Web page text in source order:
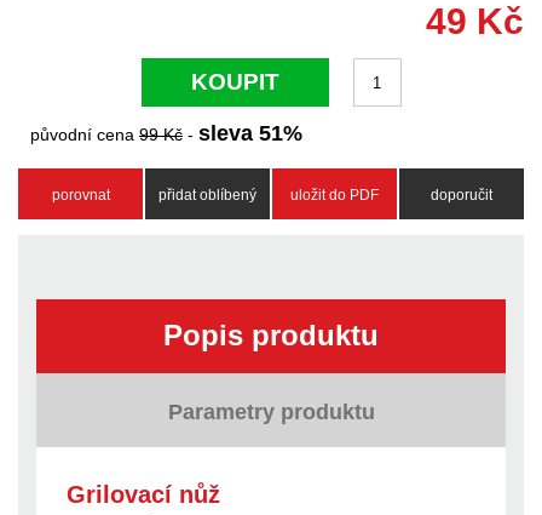
49 Kč
KOUPIT
původní cena 99Kč - sleva 51%
porovnat přidat oblíbený uložit do PDF doporučit
Popis produktu
Parametry produktu
Grilovací nůž